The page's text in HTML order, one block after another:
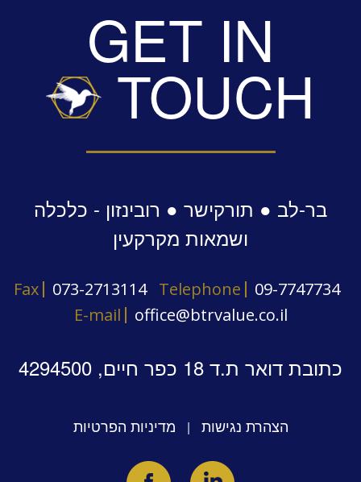
GET IN
TOUCH
בר-לב ● תורקישר ● רובינזון - כלכלה
ושמאות מקרקעין
Fax 073-2713114 Telephone
09-7747734
E-mail
office@btrvalue.co.il
כתובת דואר ת.ד 18 כפר חיים, 4294500
הצהרת נגישות | מדיניות הפרטיות